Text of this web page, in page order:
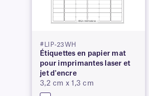
#LIP-23WH
Étiquettes en papier mat
pour imprimantes laser et
jet d'encre
3,2 cm x 1,3 cm